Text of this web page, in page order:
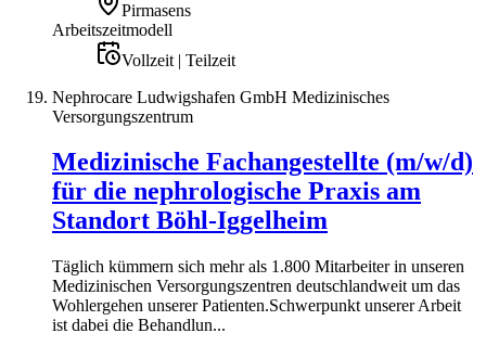
Pirmasens
Arbeitszeitmodell
Vollzeit | Teilzeit
Nephrocare Ludwigshafen GmbH Medizinisches
Versorgungszentrum
Medizinische Fachangestellte (m/w/d)
für die nephrologische Praxis am
Standort Böhl-Iggelheim
Täglich kümmern sich mehr als 1.800 Mitarbeiter in unseren
Medi­zinischen Ver­sorgungs­zentren deutsch­landweit um das
Wohl­ergehen unserer Patienten.Schwerpunkt unserer Arbeit
ist dabei die Behandlun...